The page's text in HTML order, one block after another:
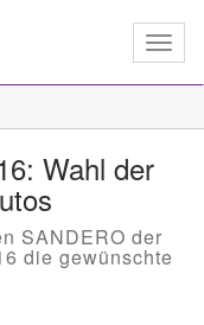
Wahl der
SANDERO der
die gewünschte